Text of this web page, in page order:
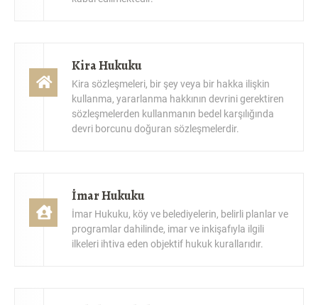
Kira sözleşmeleri, bir şey veya bir hakka ilişkin
kullanma, yararlanma hakkının devrini gerektiren
sözleşmelerden kullanmanın bedel karşılığında
devri borcunu doğuran sözleşmelerdir.
İmar Hukuku, köy ve belediyelerin, belirli planlar ve
programlar dahilinde, imar ve inkişafıyla ilgili
ilkeleri ihtiva eden objektif hukuk kurallarıdır.